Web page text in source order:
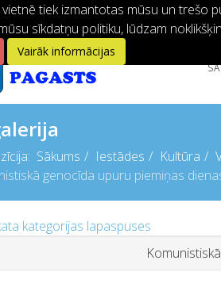
Sākums Iestādes Kultūra
genocīda upuru piemiņas
kategorijas lapaspuses
tiek izmantotas mūsu un trešo
sīkdatņu politiku, lūdzam
Vairāk informācijas